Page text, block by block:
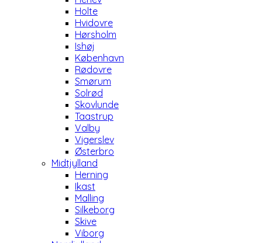
Holte
Hvidovre
Hørsholm
Ishøj
København
Rødovre
Smørum
Solrød
Skovlunde
Taastrup
Valby
Vigerslev
Østerbro
Midtjylland
Herning
Ikast
Malling
Silkeborg
Skive
Viborg